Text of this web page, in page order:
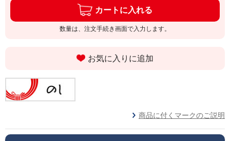
カートに入れる
数量は、注文手続き画面で入力します。
お気に入りに追加
商品に付くマークのご説明